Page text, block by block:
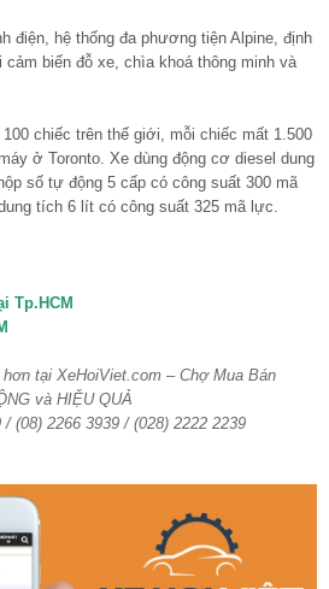
điện, hệ thống đa phương tiện Alpine, định
biến đỗ xe, chìa khoá thông minh và
chiếc trên thế giới, mỗi chiếc mất 1.500
ở Toronto. Xe dùng động cơ diesel dung
số tự động 5 cấp có công suất 300 mã
tích 6 lít có công suất 325 mã lực.
Tp.HCM
tại XeHoiViet.com – Chợ Mua Bán
và HIỆU QUẢ
(08) 2266 3939 / (028) 2222 2239